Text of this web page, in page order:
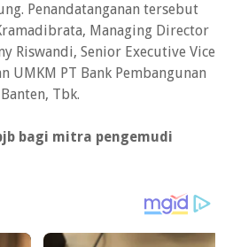
Penandatanganan tersebut
Managing Director
Riswandi, Senior Executive Vice
UMKM PT Bank Pembangunan
Tbk.
bagi mitra pengemudi